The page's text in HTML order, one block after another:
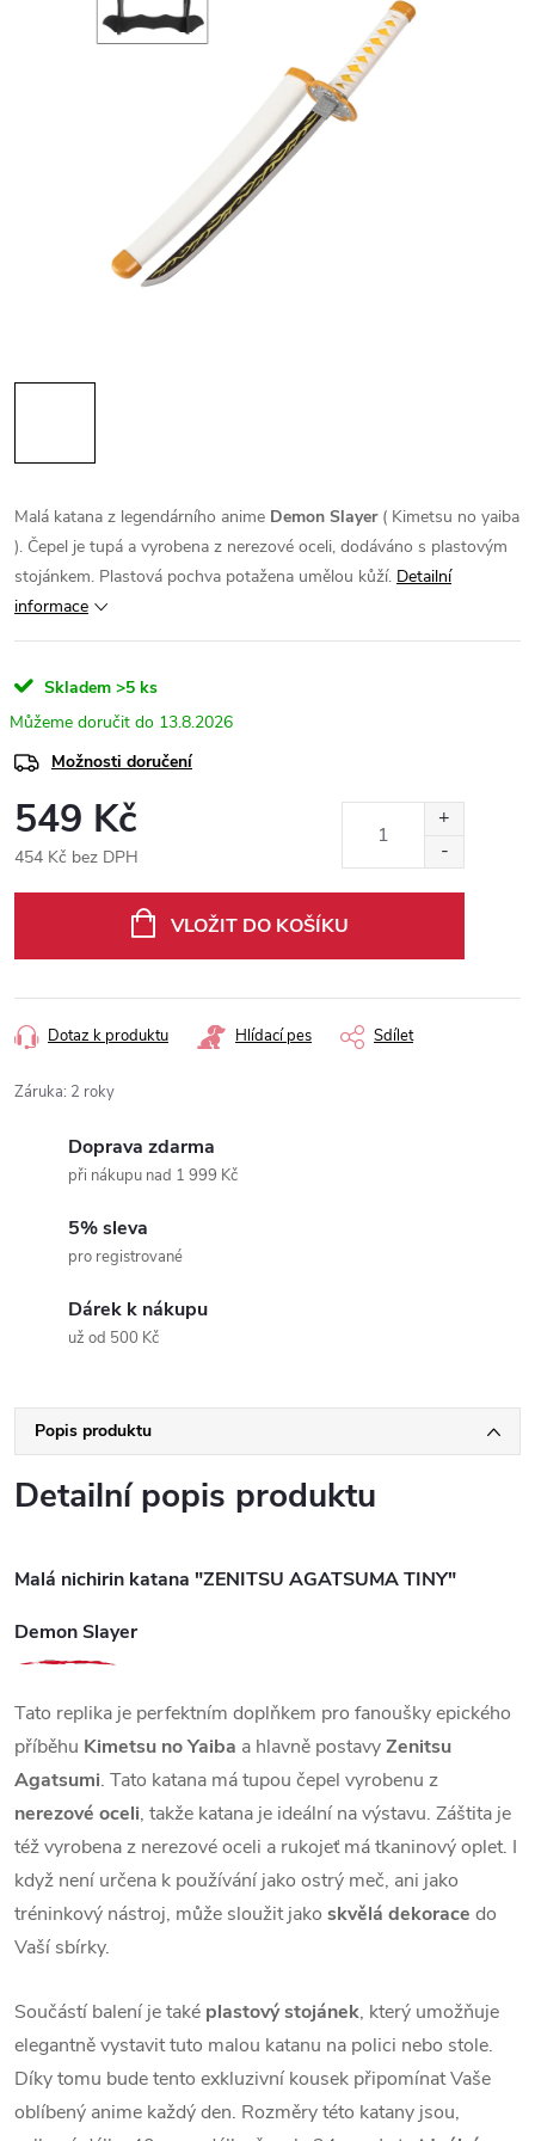
Malá katana z legendárního anime Demon Slayer( Kimetsu no yaiba
). Čepel je tupá a vyrobena z nerezové oceli, dodáváno s plastovým
stojánkem. Plastová pochva potažena umělou kůží. Detailní
informace
Skladem >5 ks
13.8.2026
Možnosti doručení
549 Kč
454 Kč bez DPH
VLOŽIT DO KOŠÍKU
Dotaz k produktu Hlídací pes Sdílet
Záruka: 2 roky
Doprava zdarma
při nákupu nad 1 999 Kč
5% sleva
pro registrované
Dárek k nákupu
už od 500 Kč
Popis produktu
Detailní popis produktu
Malá nichirin katana "ZENITSU AGATSUMA TINY"
Demon Slayer
Tato replika je perfektním doplňkem pro fanoušky epického
příběhu Kimetsu no Yaiba a hlavně postavyZenitsu
Agatsumi. Tato katana má tupou čepel vyrobenu z
nerezové oceli, takže katana je ideální na výstavu. Záštita je
též vyrobena z nerezové oceli a rukojeť má tkaninový oplet. I
když není určena k používání jako ostrý meč, ani jako
tréninkový nástroj, může sloužit jako skvělá dekorace do
Vaší sbírky.
Součástí balení je také plastový stojánek, který umožňuje
elegantně vystavit tuto malou katanu na polici nebo stole.
Díky tomu bude tento exkluzivní kousek připomínat Vaše
oblíbený anime každý den. Rozměry této katany jsou,